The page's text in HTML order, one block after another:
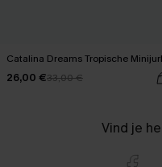
Catalina Dreams Tropische
26,00 €33,00 €
Vind je